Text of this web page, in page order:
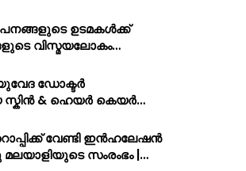
ഉടമകൾക്ക്
വിസ്മയലോകം…
ഡോക്ടർ
& ഹെയർ കെയർ…
വേണ്ടി ഇൻഹലേഷൻ
സംരംഭം |…